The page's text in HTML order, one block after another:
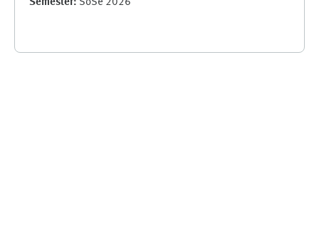
Semester: SoSe 2026